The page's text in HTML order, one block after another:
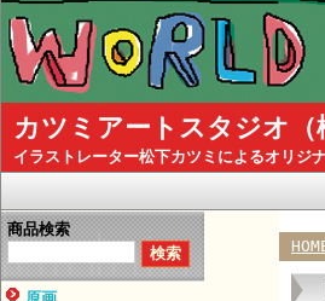
カツミアートスタジ
イラストレーター松下カツミによるオリジ
商品検索